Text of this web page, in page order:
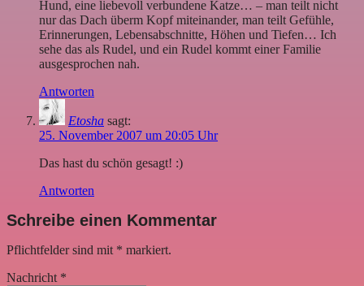
Hund, eine liebevoll verbundene Katze… – man teilt nicht
nur das Dach überm Kopf miteinander, man teilt Gefühle,
Erinnerungen, Lebensabschnitte, Höhen und Tiefen… Ich
sehe das als Rudel, und ein Rudel kommt einer Familie
ausgesprochen nah.
Antworten
Etosha sagt:
25. November 2007 um 20:05 Uhr
Das hast du schön gesagt! :)
Antworten
Schreibe einen Kommentar
Pflichtfelder sind mit * markiert.
Nachricht *